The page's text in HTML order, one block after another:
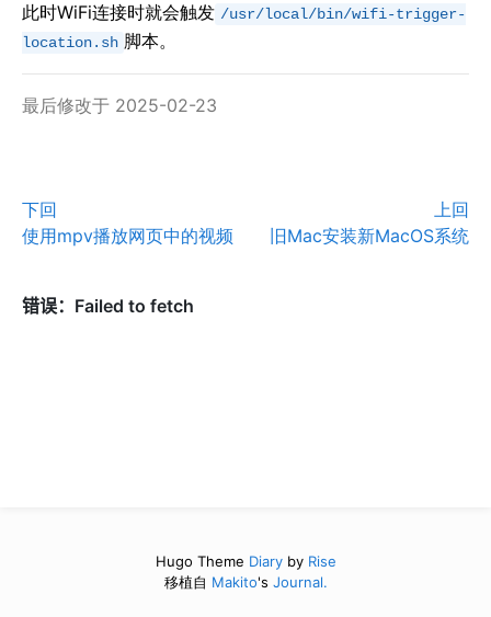
此时WiFi连接时就会触发 /usr/local/bin/wifi-trigger-
location.sh 脚本。
最后修改于 2025-02-23
下回
使用mpv播放网页中的视频
上回
旧Mac安装新MacOS系统
Hugo Theme Diaryby Rise
移植自 Makito's Journal.